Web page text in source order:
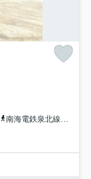
南海電鉄泉北線「光明池」駅 徒歩18分